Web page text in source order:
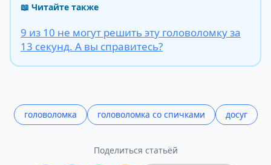
📖 Читайте также
9 из 10 не могут решить эту головоломку за
13 секунд. А вы справитесь?
головоломка головоломка со спичками досуг
Поделиться статьёй